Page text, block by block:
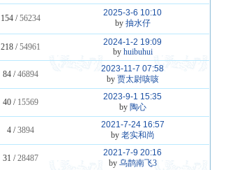
154 /56234
2025-3-6 10:10
by 抽水仔
218 /54961
2024-1-2 19:09
by huibuhui
84 /46894
2023-11-7 07:58
by 贾太尉咳咳
40 / 15569
2023-9-1 15:35
by 陶心
4 /3894
2021-7-24 16:57
by 老实和尚
31 /28487
2021-7-9 20:16
by 乌鹊南飞3